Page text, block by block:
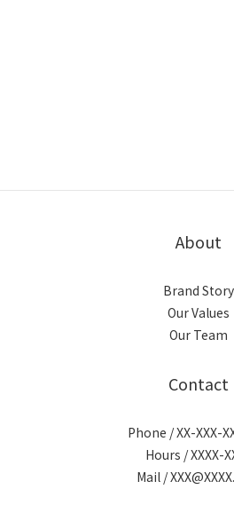
About
Brand Story
Our Values
Our Team
Contact
Phone / XX-XXX-
Hours / XXXX-
Mail /